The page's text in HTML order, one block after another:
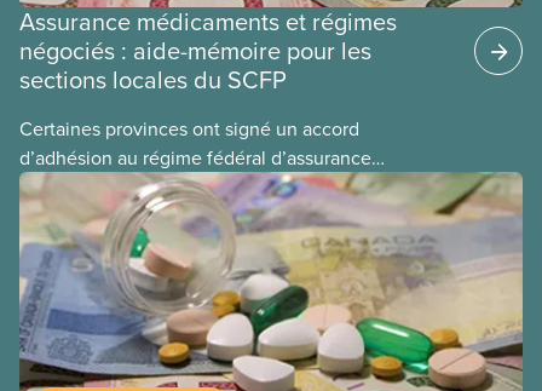
Assurance médicaments et régimes
négociés : aide-mémoire pour les
sections locales du SCFP
Certaines provinces ont signé un accord
d’adhésion au régime fédéral d’assurance
médicaments. Les sections locales du SCFP dans
ces provinces s’interrogent sur l’incidence que ce
régime pourrait avoir sur leurs avantages
sociaux actuels.